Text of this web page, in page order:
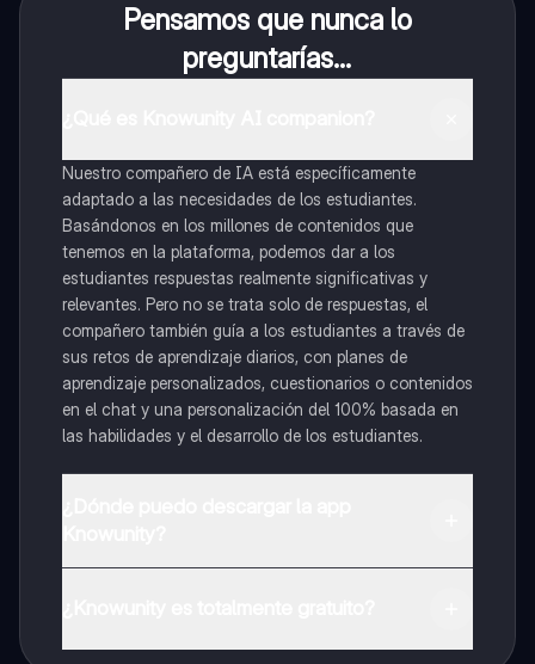
Pensamos que nunca lo
preguntarías...
Nuestro compañero de IA está específicamente
adaptado a las necesidades de los estudiantes.
Basándonos en los millones de contenidos que
tenemos en la plataforma, podemos dar a los
estudiantes respuestas realmente significativas y
relevantes. Pero no se trata solo de respuestas, el
compañero también guía a los estudiantes a través de
sus retos de aprendizaje diarios, con planes de
aprendizaje personalizados, cuestionarios o contenidos
en el chat y una personalización del 100% basada en
las habilidades y el desarrollo de los estudiantes.